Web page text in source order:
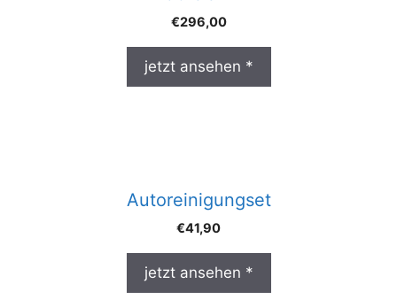
€296,00
jetzt ansehen *
Autoreinigungset
€41,90
jetzt ansehen *